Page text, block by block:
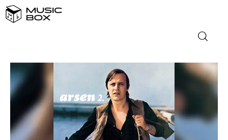
NASLOVNICA
DOMAĆA GLAZBA
STRANA GLAZBA